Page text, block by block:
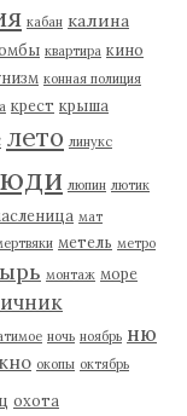
кабан калина
квартира кино
конная полиция
крест крыша
лето линукс
люпин лютик
мат
метель метро
монтаж море
ночь ноябрь ню
окопы октябрь
охота